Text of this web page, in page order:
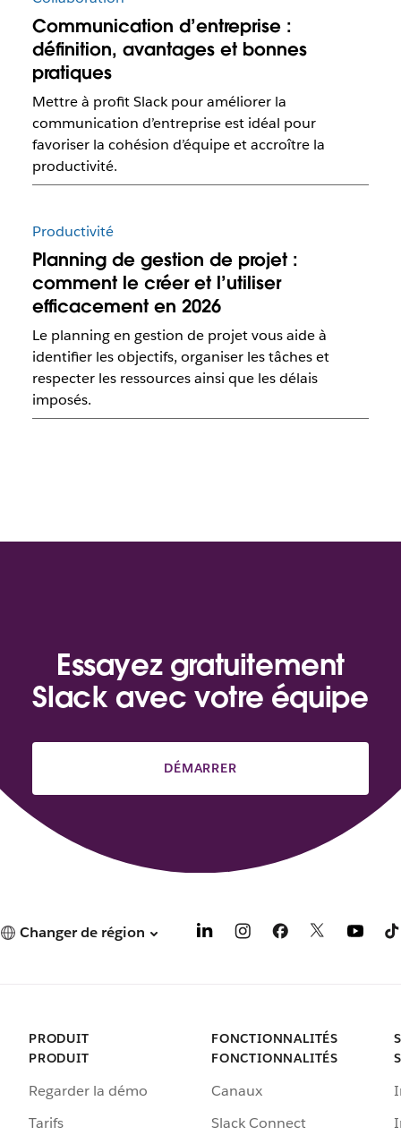
Communication d’entreprise :
définition, avantages et bonnes
pratiques
Mettre à profit Slack pour améliorer la
communication d’entreprise est idéal pour
favoriser la cohésion d’équipe et accroître la
productivité.
Productivité
Planning de gestion de projet :
comment le créer et l’utiliser
efficacement en 2026
Le planning en gestion de projet vous aide à
identifier les objectifs, organiser les tâches et
respecter les ressources ainsi que les délais
imposés.
Essayez gratuitement
Slack avec votre équipe
DÉMARRER
Changer de région
PRODUIT
PRODUIT
Regarder la démo
Tarifs
FONCTIONNALITÉS
FONCTIONNALITÉS
Canaux
Slack Connect